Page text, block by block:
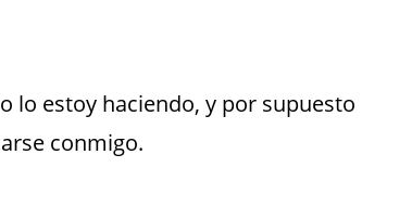
lo estoy haciendo, y por supuesto
conmigo.